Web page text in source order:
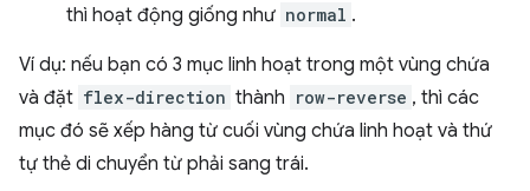
thì hoạt động giống như normal .
Ví dụ: nếu bạn có 3 mục linh hoạt trong một vùng chứa
và đặt flex-direction thành row-reverse , thì các
mục đó sẽ xếp hàng từ cuối vùng chứa linh hoạt và thứ
tự thẻ di chuyển từ phải sang trái.